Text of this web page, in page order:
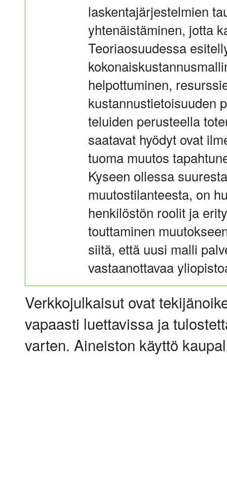
laskentajärjestelmien
yhtenäistäminen, jotta
Teoriaosuudessa
helpottuminen,
kustannustietoisuuden
teluiden perusteella
saatavat hyödyt ovat
tuoma muutos
Kyseen ollessa
muutostilanteesta, on
henkilöstön roolit ja
touttaminen
siitä, että uusi malli
vastaanottavaa
Verkkojulkaisut ovat
vapaasti luettavissa ja
varten. Aineiston käyttö